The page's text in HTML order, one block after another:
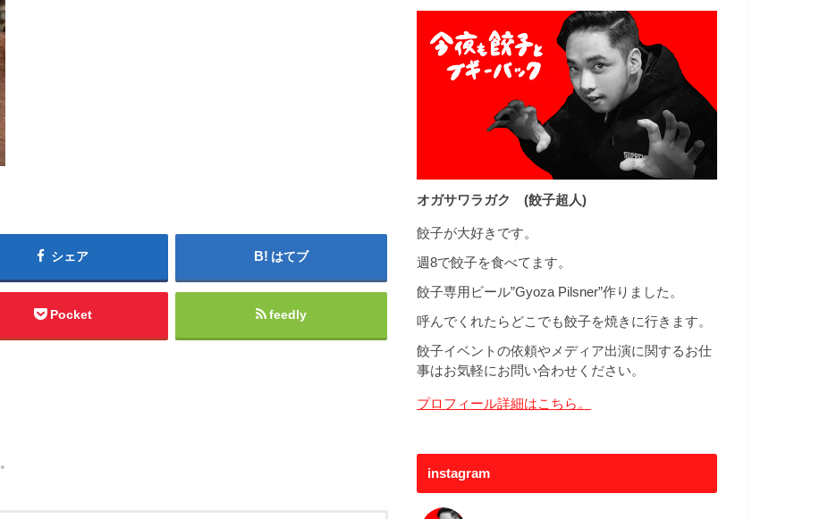
シェア はてブ
Pocket feedly
オガサワラガク (餃子超人)
餃子が大好きです。
週8で餃子を食べてます。
餃子専用ビール”Gyoza Pilsner”作りました。
呼んでくれたらどこでも餃子を焼きに行きます。
餃子イベントの依頼やメディア出演に関するお仕
事はお気軽にお問い合わせください。
プロフィール詳細はこちら。
instagram